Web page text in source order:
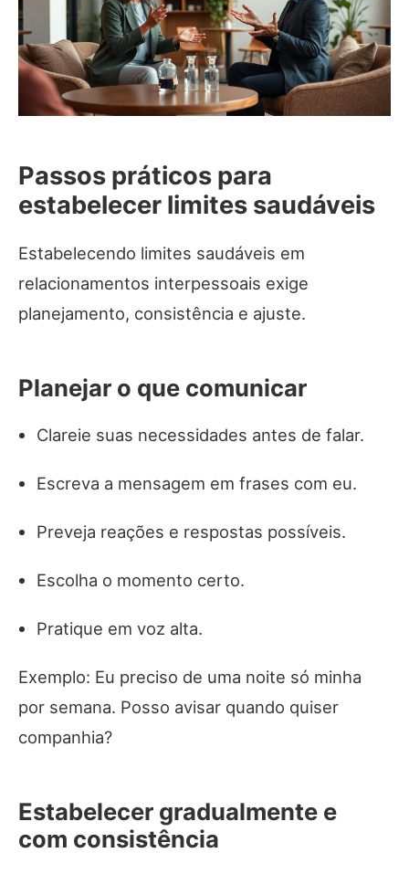
Passos práticos para
estabelecer limites saudáveis
Estabelecendo limites saudáveis em
relacionamentos interpessoais exige
planejamento, consistência e ajuste.
Planejar o que comunicar
Clareie suas necessidades antes de falar.
Escreva a mensagem em frases com eu.
Preveja reações e respostas possíveis.
Escolha o momento certo.
Pratique em voz alta.
Exemplo: Eu preciso de uma noite só minha
por semana. Posso avisar quando quiser
companhia?
Estabelecer gradualmente e
com consistência